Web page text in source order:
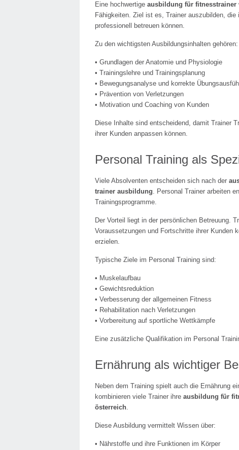
Eine hochwertige ausbildung für fitnesstrainer
Fähigkeiten. Ziel ist es, Trainer auszubilden,
professionell betreuen können.
Zu den wichtigsten Ausbildungsinhalten gehören:
• Grundlagen der Anatomie und Physiologie
• Trainingslehre und Trainingsplanung
• Bewegungsanalyse und korrekte
• Prävention von Verletzungen
• Motivation und Coaching von Kunden
Diese Inhalte sind entscheidend, damit Trainer
ihrer Kunden anpassen können.
Personal Training als
Viele Absolventen entscheiden sich nach der
trainer ausbildung. Personal Trainer arbeiten
Trainingsprogramme.
Der Vorteil liegt in der persönlichen Betreuung.
Voraussetzungen und Fortschritte ihrer Kunden
erzielen.
Typische Ziele im Personal Training sind:
• Muskelaufbau
• Gewichtsreduktion
• Verbesserung der allgemeinen Fitness
• Rehabilitation nach Verletzungen
• Vorbereitung auf sportliche Wettkämpfe
Eine zusätzliche Qualifikation im Personal
Ernährung als wichtiger
Neben dem Training spielt auch die Ernährung
kombinieren viele Trainer ihre ausbildung für
österreich.
Diese Ausbildung vermittelt Wissen über:
• Nährstoffe und ihre Funktionen im Körper